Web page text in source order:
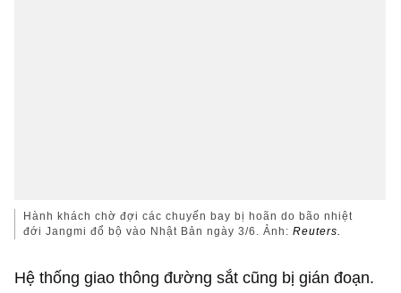
Hành khách chờ đợi các chuyến bay bị hoãn do bão nhiệt
đới Jangmi đổ bộ vào Nhật Bản ngày 3/6. Ảnh:Reuters.
Hệ thống giao thông đường sắt cũng bị gián đoạn.